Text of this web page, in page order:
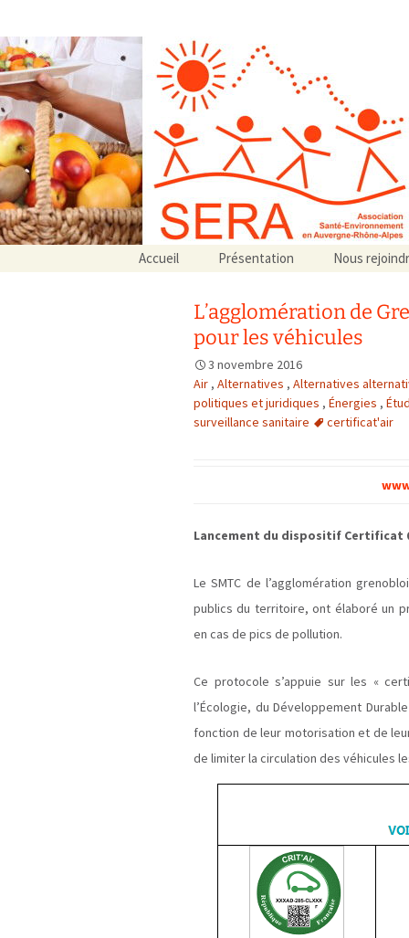
Aller
au
Accueil Présentation
Associations partenaires
Associations adhérentes
Nous
L’agglomération de
pour les véhicules
3 novembre 2016
Air , Alternatives , Alternatives
politiques et juridiques , Énergies ,
surveillance sanitaire
certificat'air
Lancement du dispositif Certificat
Le SMTC de l’agglomération
publics du territoire, ont élaboré un
en cas de pics de pollution.
Ce protocole s’appuie sur les «
l’Écologie, du Développement
fonction de leur motorisation et de
de limiter la circulation des véhicules